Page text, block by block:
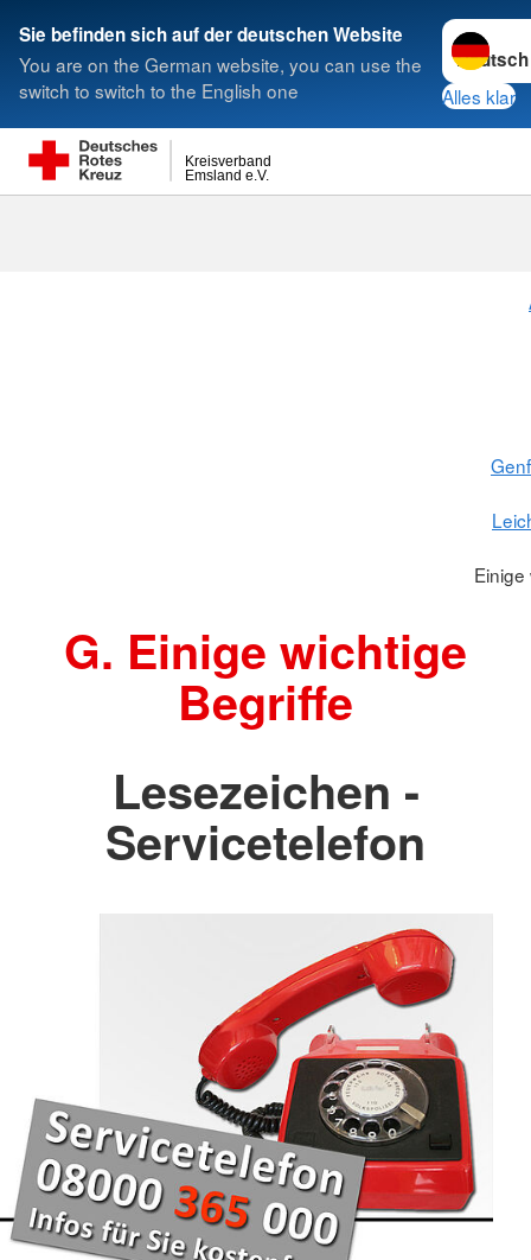
Sie befinden sich auf der deutschen Website
You are on the German website, you can use the
switch to switch to the English one
Sprache
Alles klar
Emsland e.V.
Kreisverband
Suche
Einige
G. Einige wichtige
Begriffe
Lesezeichen -
Servicetelefon